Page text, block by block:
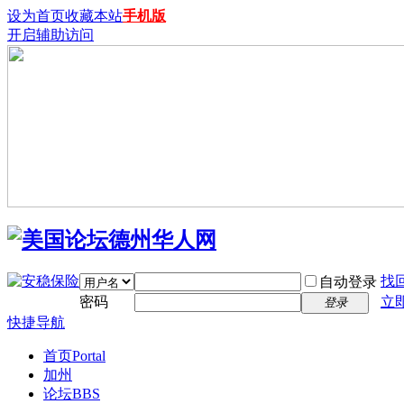
设为首页收藏本站手机版
开启辅助访问
自动登录 找
密码
登录
立
快捷导航
首页Portal
加州
论坛BBS